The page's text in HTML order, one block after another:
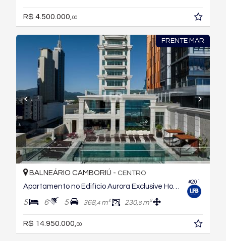
R$ 4.500.000, 00
FRENTE MAR
#201
BALNEÁRIO CAMBORIÚ - CENTRO
Apartamento no Edifício Aurora Exclusive Home
5 6 5 368,4m² 230,8m²
R$ 14.950.000, 00